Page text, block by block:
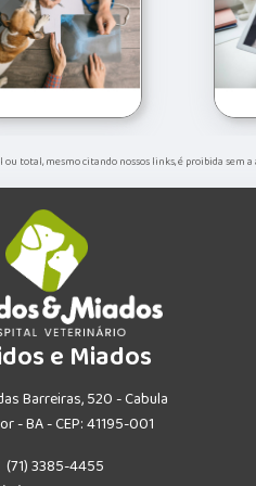
ou total, mesmo citando nossos links, é proibida
e Miados
Barreiras, 520 - Cabula
- BA - CEP: 41195-001
(71) 3385-4455